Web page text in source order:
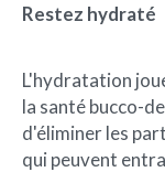
Restez hydraté
L'hydratation
la santé bucco-
d'éliminer les
qui peuvent